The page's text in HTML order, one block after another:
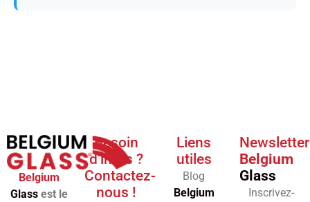
Belgium
Glassest le
Besoin
d'infos ?
Contactez-
nous !
Liens
utiles
Blog
Belgium
Newsletter
Belgium
Glass
Inscrivez-